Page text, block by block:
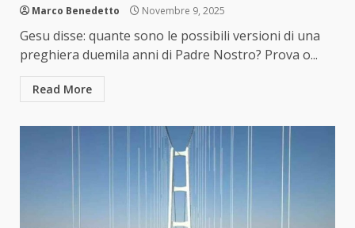
Marco Benedetto Novembre 9, 2025
Gesu disse: quante sono le possibili versioni di una
preghiera duemila anni di Padre Nostro? Prova o...
Read More